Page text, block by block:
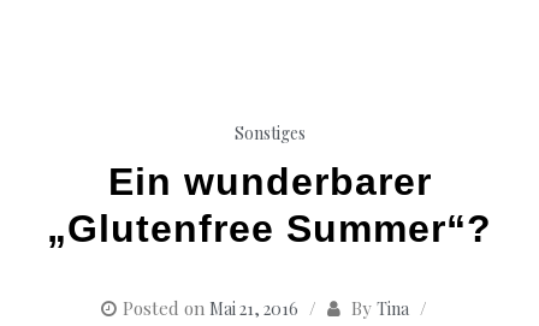
Sonstiges
Ein wunderbarer
„Glutenfree Summer“?
Posted on Mai 21, 2016 By Tina